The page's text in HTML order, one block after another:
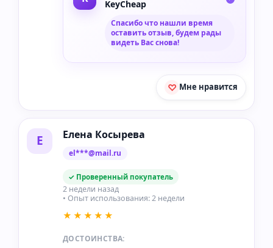
KeyCheap
Спасибо что нашли время
оставить отзыв, будем рады
видеть Вас снова!
Мне нравится
Е Елена Косырева
el***@mail.ru
✓ Проверенный покупатель
2 недели назад
• Опыт использования: 2 недели
★★★★★
ДОСТОИНСТВА: